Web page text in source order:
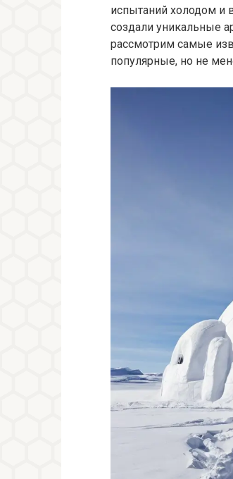
испытаний холодом и
создали уникальные
рассмотрим самые
популярные, но не